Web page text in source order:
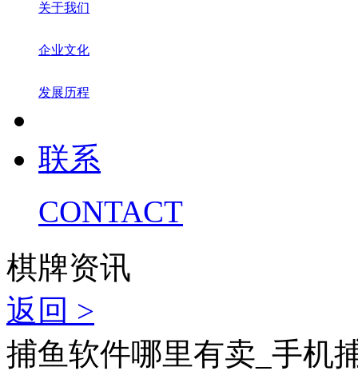
关于我们
企业文化
发展历程
联系
CONTACT
棋牌资讯
返回 >
捕鱼软件哪里有卖_手机